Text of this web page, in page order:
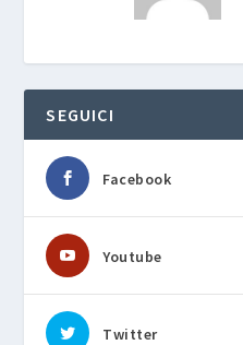
SEGUICI
Facebook
Youtube
Twitter